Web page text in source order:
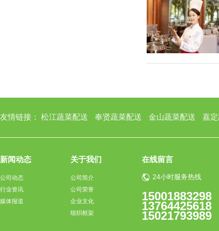
友情链接： 松江蔬菜配送 奉贤蔬菜配送 金山蔬菜配送 嘉
新闻动态
公司动态
行业资讯
媒体报道
关于我们
公司简介
公司荣誉
企业文化
组织框架
在线留言
24小时服务热线
15001883298
13764425618
15021793989